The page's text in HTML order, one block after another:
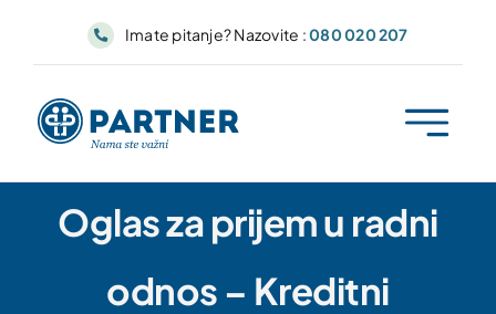
Imate pitanje? Nazovite :080 020 207
Oglas za prijem u radni
odnos – Kreditni